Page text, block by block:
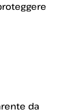
da